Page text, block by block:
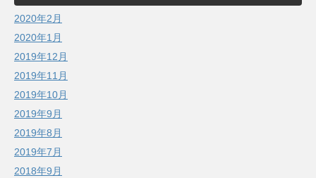
2020年2月
2020年1月
2019年12月
2019年11月
2019年10月
2019年9月
2019年8月
2019年7月
2018年9月